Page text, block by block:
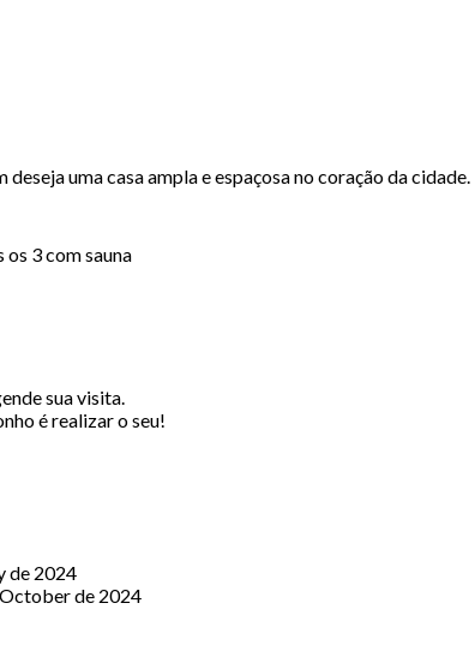
uma casa ampla e espaçosa no coração da cidade.
os 3 com sauna
sua visita.
é realizar o seu!
de 2024
de 2024